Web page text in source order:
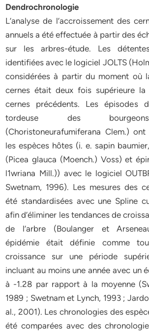
Dendrochronologie
L’analyse de l’accroissement des
annuels a été effectuée à partir des
sur les arbres-étude. Les
identifiées avec le logiciel JOLTS
considérées à partir du moment où
cernes était deux fois supérieure la
cernes précédents. Les épisodes
tordeuse des
(Choristoneurafumiferana Clem.)
les espèces hôtes (i. e. sapin
(Picea glauca (Moench.) Voss) et
l1wriana Mill.)) avec le logiciel
Swetnam, 1996). Les mesures des
été standardisées avec une Spline
afin d’éliminer les tendances de
de l’arbre (Boulanger et
épidémie était définie comme
croissance sur une période
incluant au moins une année avec un
à -1.28 par rapport à la moyenne
1989 ; Swetnam et Lynch, 1993 ;
al., 2001). Les chronologies des
été comparées avec des